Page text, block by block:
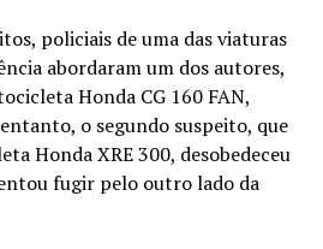
policiais de uma das viaturas
abordaram um dos autores,
Honda CG 160 FAN,
o segundo suspeito, que
Honda XRE 300, desobedeceu
fugir pelo outro lado da